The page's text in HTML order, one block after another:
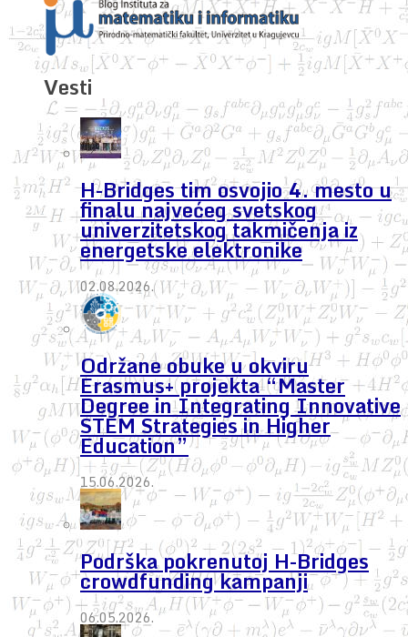
Vesti
H-Bridges tim osvojio 4. mesto u
finalu najvećeg svetskog
univerzitetskog takmičenja iz
energetske elektronike
02.08.2026.
Održane obuke u okviru
Erasmus+ projekta “Master
Degree in Integrating Innovative
STEM Strategies in Higher
Education”
15.06.2026.
Podrška pokrenutoj H-Bridges
crowdfunding kampanji
06.05.2026.